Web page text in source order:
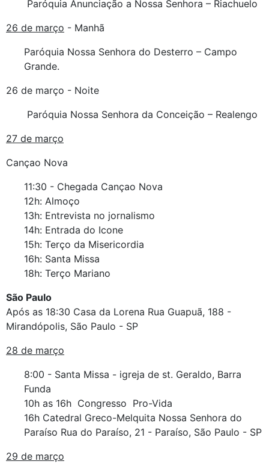
Paróquia Anunciação a Nossa Senhora – Riachuelo
26 de março - Manhã
Paróquia Nossa Senhora do Desterro – Campo
Grande.
26 de março - Noite
Paróquia Nossa Senhora da Conceição – Realengo
27 de março
Cançao Nova
11:30 - Chegada Cançao Nova
12h: Almoço
13h: Entrevista no jornalismo
14h: Entrada do Icone
15h: Terço da Misericordia
16h: Santa Missa
18h: Terço Mariano
São Paulo
Após as 18:30 Casa da Lorena Rua Guapuã, 188 -
Mirandópolis, São Paulo - SP
28 de março
8:00 - Santa Missa - igreja de st. Geraldo, Barra
Funda
10h as 16h Congresso Pro-Vida
16h Catedral Greco-Melquita Nossa Senhora do
Paraíso Rua do Paraíso, 21 - Paraíso, São Paulo - SP
29 de março